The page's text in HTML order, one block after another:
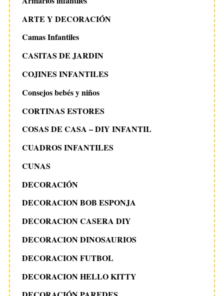
ARTE Y DECORACIÓN
Camas Infantiles
CASITAS DE JARDIN
COJINES INFANTILES
Consejos bebés y niños
CORTINAS ESTORES
COSAS DE CASA – DIY INFANTIL
CUADROS INFANTILES
CUNAS
DECORACIÓN
DECORACION BOB ESPONJA
DECORACION CASERA DIY
DECORACION DINOSAURIOS
DECORACION FUTBOL
DECORACION HELLO KITTY